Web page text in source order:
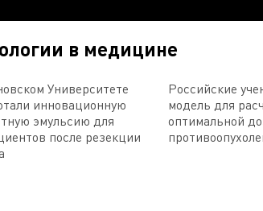
в медицине
Университете
инновационную
эмульсию для
после резекции
Российские
модель для
оптимальной